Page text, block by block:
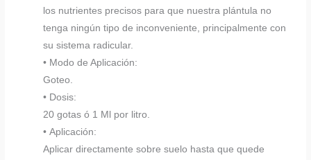
los nutrientes precisos para que nuestra plántula no
tenga ningún tipo de inconveniente, principalmente con
su sistema radicular.
• Modo de Aplicación:
Goteo.
• Dosis:
20 gotas ó 1 Ml por litro.
• Aplicación:
Aplicar directamente sobre suelo hasta que quede